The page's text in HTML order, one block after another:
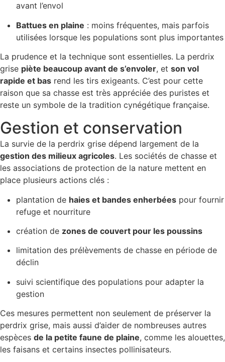
avant l’envol
Battues en plaine : moins fréquentes, mais parfois
utilisées lorsque les populations sont plus importantes
La prudence et la technique sont essentielles. La perdrix
grise piète beaucoup avant de s’envoler, et son vol
rapide et bas rend les tirs exigeants. C’est pour cette
raison que sa chasse est très appréciée des puristes et
reste un symbole de la tradition cynégétique française.
Gestion et conservation
La survie de la perdrix grise dépend largement de la
gestion des milieux agricoles. Les sociétés de chasse et
les associations de protection de la nature mettent en
place plusieurs actions clés :
plantation de haies et bandes enherbées pour fournir
refuge et nourriture
création de zones de couvert pour les poussins
limitation des prélèvements de chasse en période de
déclin
suivi scientifique des populations pour adapter la
gestion
Ces mesures permettent non seulement de préserver la
perdrix grise, mais aussi d’aider de nombreuses autres
espèces de la petite faune de plaine, comme les alouettes,
les faisans et certains insectes pollinisateurs.